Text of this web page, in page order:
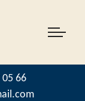
05 66